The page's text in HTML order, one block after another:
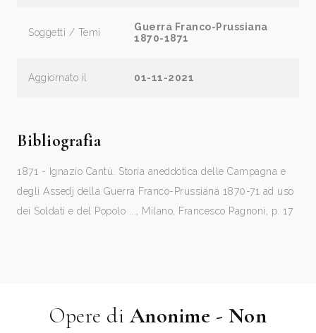
Soggetti / Temi
Guerra Franco-Prussiana
1870-1871
Aggiornato il 01-11-2021
Bibliografia
1871 - Ignazio Cantù. Storia aneddotica delle Campagna e
degli Assedj della Guerra Franco-Prussiana 1870-71 ad uso
dei Soldati e del Popolo ..., Milano, Francesco Pagnoni, p. 17
Opere diAnonime - Non